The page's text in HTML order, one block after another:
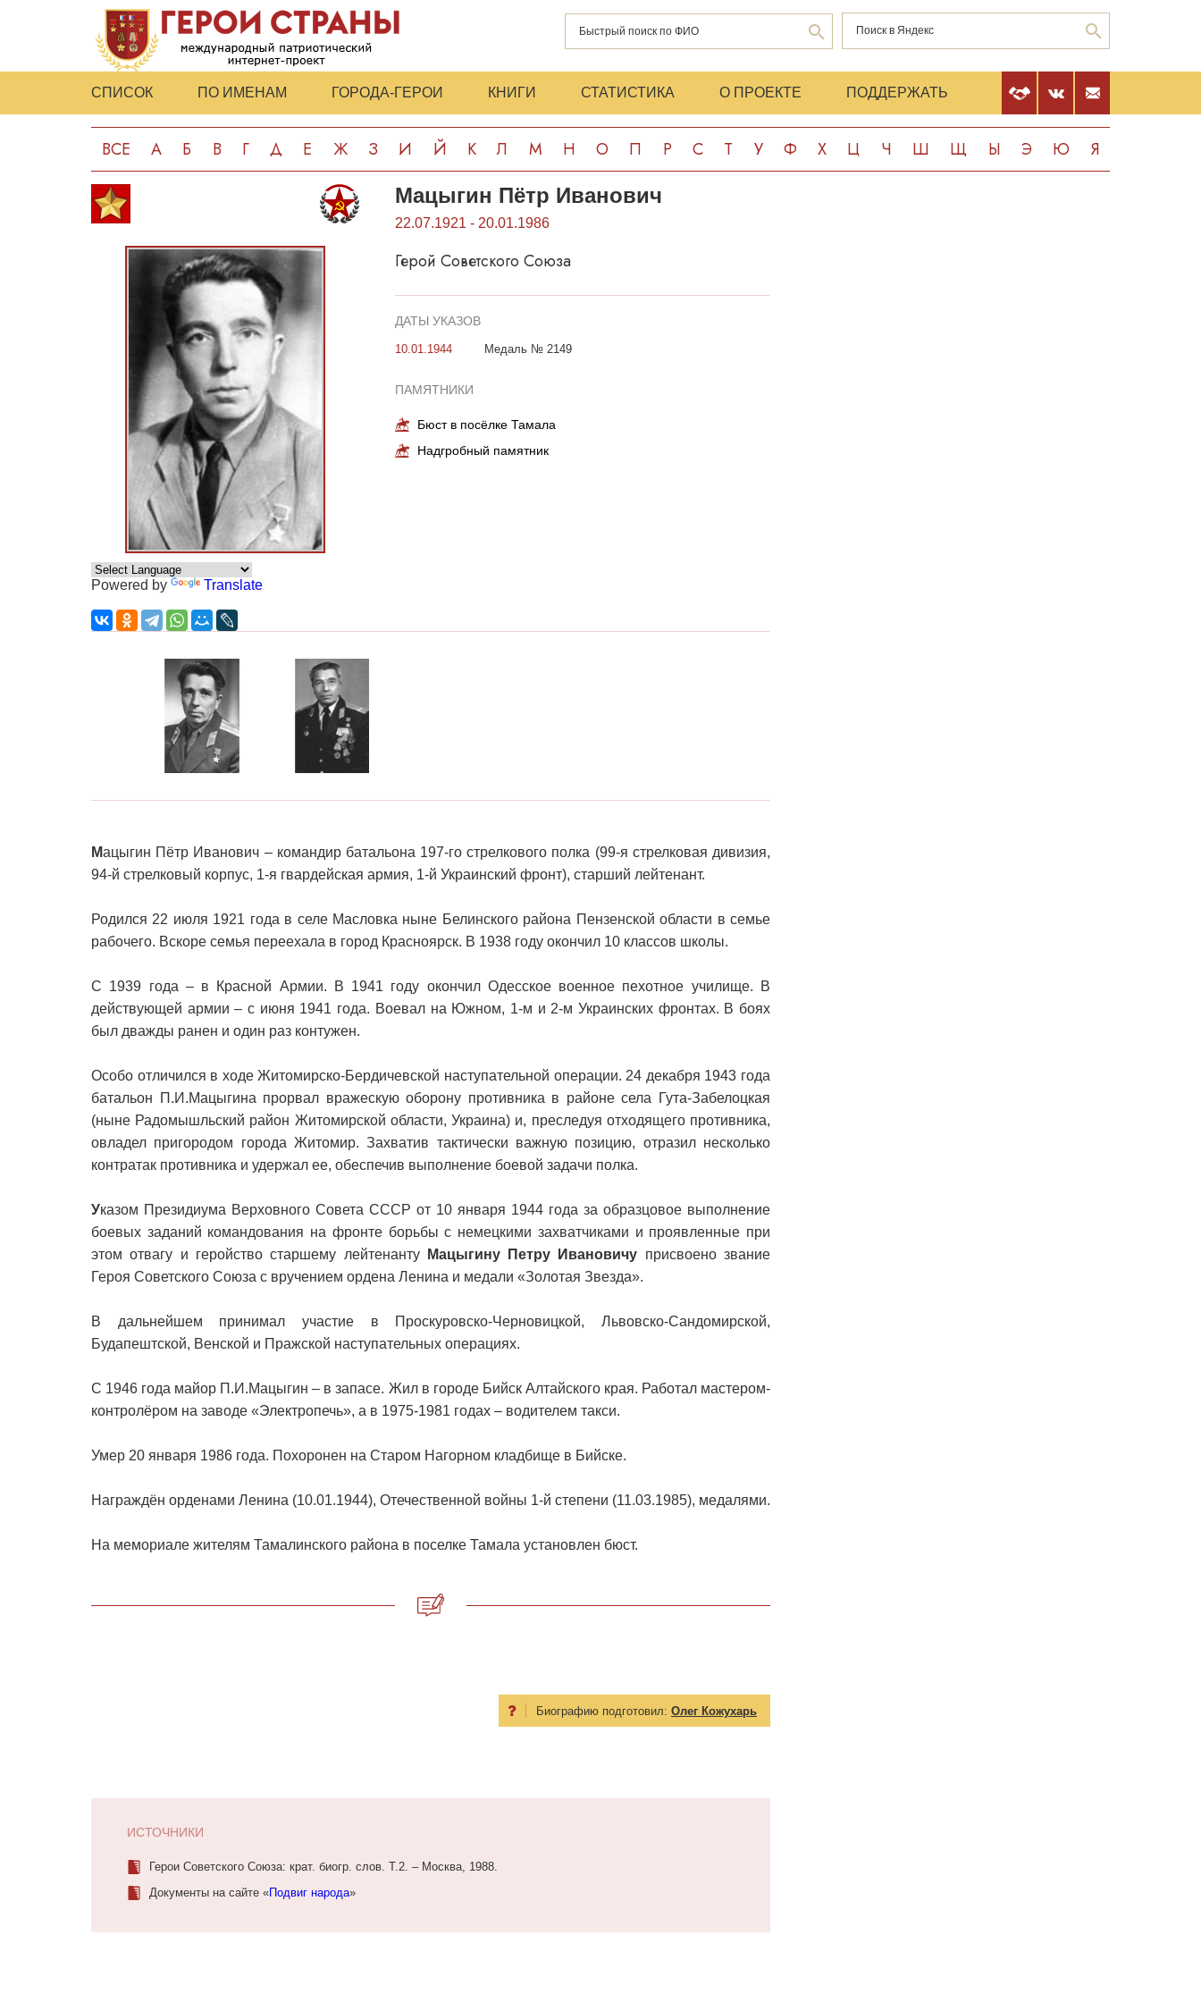
СПИСОК ПО ИМЕНАМ ГОРОДА-ГЕРОИ КНИГИ СТАТИСТИКА О ПРОЕКТЕ ПОДДЕРЖАТЬ
ВСЕ А Б В Г Д Е Ж З И Й К Л М Н О П Р С Т У Ф Х Ц Ч Ш Щ Ы Э Ю Я
Powered by Translate
Мацыгин Пётр Иванович
22.07.1921 - 20.01.1986
Герой Советского Союза
ДАТЫ УКАЗОВ
10.01.1944 Медаль № 2149
ПАМЯТНИКИ
Бюст в посёлке Тамала
Надгробный памятник
Мацыгин Пётр Иванович – командир батальона 197-го стрелкового полка (99-я стрелковая дивизия,
94-й стрелковый корпус, 1-я гвардейская армия, 1-й Украинский фронт), старший лейтенант.
Родился 22 июля 1921 года в селе Масловка ныне Белинского района Пензенской области в семье
рабочего. Вскоре семья переехала в город Красноярск. В 1938 году окончил 10 классов школы.
С 1939 года – в Красной Армии. В 1941 году окончил Одесское военное пехотное училище. В
действующей армии – с июня 1941 года. Воевал на Южном, 1-м и 2-м Украинских фронтах. В боях
был дважды ранен и один раз контужен.
Особо отличился в ходе Житомирско-Бердичевской наступательной операции. 24 декабря 1943 года
батальон П.И.Мацыгина прорвал вражескую оборону противника в районе села Гута-Забелоцкая
(ныне Радомышльский район Житомирской области, Украина) и, преследуя отходящего противника,
овладел пригородом города Житомир. Захватив тактически важную позицию, отразил несколько
контратак противника и удержал ее, обеспечив выполнение боевой задачи полка.
Указом Президиума Верховного Совета СССР от 10 января 1944 года за образцовое выполнение
боевых заданий командования на фронте борьбы с немецкими захватчиками и проявленные при
этом отвагу и геройство старшему лейтенанту
Мацыгину Петру Ивановичу присвоено звание
Героя Советского Союза с вручением ордена Ленина и медали «Золотая Звезда».
В дальнейшем принимал участие в Проскуровско-Черновицкой, Львовско-Сандомирской,
Будапештской, Венской и Пражской наступательных операциях.
С 1946 года майор П.И.Мацыгин – в запасе. Жил в городе Бийск Алтайского края. Работал мастером-
контролёром на заводе «Электропечь», а в 1975-1981 годах – водителем такси.
Умер 20 января 1986 года. Похоронен на Старом Нагорном кладбище в Бийске.
Награждён орденами Ленина (10.01.1944), Отечественной войны 1-й степени (11.03.1985), медалями.
На мемориале жителям Тамалинского района в поселке Тамала установлен бюст.
Биографию подготовил: Олег Кожухарь
ИСТОЧНИКИ
Герои Советского Союза: крат. биогр. слов. Т.2. – Москва, 1988.
Документы на сайте «Подвиг народа»